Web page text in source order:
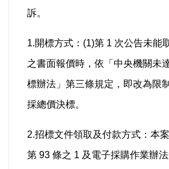
訴。
1.開標方式： (1)第 1 次公告未能
之書面報價時，依「中央機關未
標辦法」第三條規定，即改為限
採總價決標。
2.招標文件領取及付款方式：本
第 93 條之 1 及電子採購作業辦